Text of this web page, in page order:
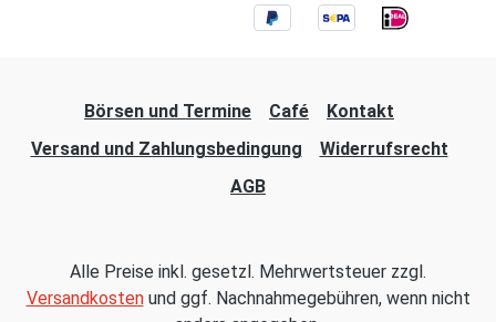
Börsen und Termine Café
Kontakt
Versand und Zahlungsbedingung
Widerrufsrecht
AGB
Alle Preise inkl. gesetzl. Mehrwertsteuer zzgl.
Versandkostenund ggf. Nachnahmegebühren, wenn nicht